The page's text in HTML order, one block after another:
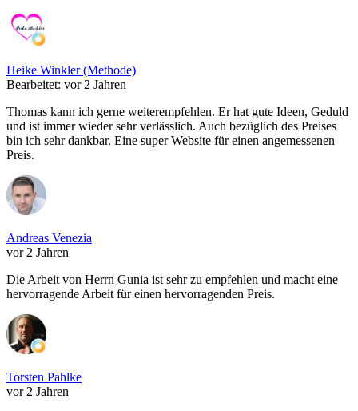
Heike Winkler (Methode)
Bearbeitet: vor 2 Jahren
Thomas kann ich gerne weiterempfehlen. Er hat gute Ideen, Geduld
und ist immer wieder sehr verlässlich. Auch bezüglich des Preises
bin ich sehr dankbar. Eine super Website für einen angemessenen
Preis.
Andreas Venezia
vor 2 Jahren
Die Arbeit von Herrn Gunia ist sehr zu empfehlen und macht eine
hervorragende Arbeit für einen hervorragenden Preis.
Torsten Pahlke
vor 2 Jahren